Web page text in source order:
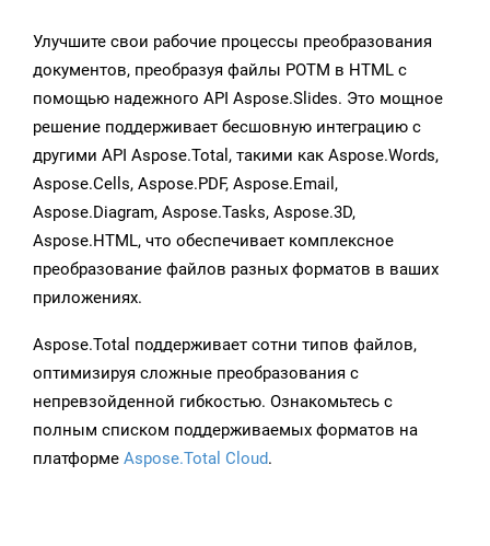
Улучшите свои рабочие процессы преобразования
документов, преобразуя файлы POTM в HTML с
помощью надежного API Aspose.Slides. Это мощное
решение поддерживает бесшовную интеграцию с
другими API Aspose.Total, такими как Aspose.Words,
Aspose.Cells, Aspose.PDF, Aspose.Email,
Aspose.Diagram, Aspose.Tasks, Aspose.3D,
Aspose.HTML, что обеспечивает комплексное
преобразование файлов разных форматов в ваших
приложениях.
Aspose.Total поддерживает сотни типов файлов,
оптимизируя сложные преобразования с
непревзойденной гибкостью. Ознакомьтесь с
полным списком поддерживаемых форматов на
платформе Aspose.Total Cloud.